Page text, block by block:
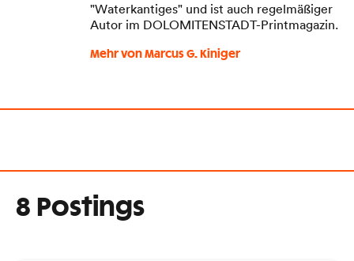
"Waterkantiges" und ist auch regelmäßiger
Autor im DOLOMITENSTADT-Printmagazin.
Mehr von Marcus G. Kiniger
8 Postings